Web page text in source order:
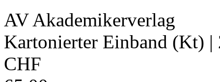
AV Akademikerverlag
Kartonierter Einband (Kt) |
CHF